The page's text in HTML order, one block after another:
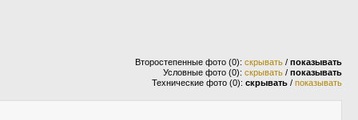
Второстепенные фото (0): скрывать / показывать
Условные фото (0): скрывать / показывать
Технические фото (0): скрывать / показывать